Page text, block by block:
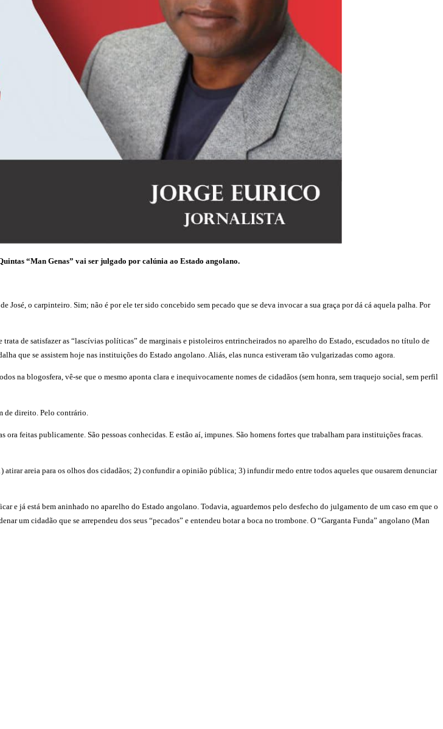
“Man Genas” vai ser julgado por calúnia ao Estado angolano.
o carpinteiro. Sim; não é por ele ter sido concebido sem pecado que se deva invocar a sua graça por dá cá aquela palha. Por
de satisfazer as “lascívias políticas” de marginais e pistoleiros entrincheirados no aparelho do Estado, escudados no título de
que se assistem hoje nas instituições do Estado angolano. Aliás, elas nunca estiveram tão vulgarizadas como agora.
na blogosfera, vê-se que o mesmo aponta clara e inequivocamente nomes de cidadãos (sem honra, sem traquejo social, sem perfil
de direito. Pelo contrário.
feitas publicamente. São pessoas conhecidas. E estão aí, impunes. São homens fortes que trabalham para instituições fracas.
areia para os olhos dos cidadãos; 2) confundir a opinião pública; 3) infundir medo entre todos aqueles que ousarem denunciar
e já está bem aninhado no aparelho do Estado angolano. Todavia, aguardemos pelo desfecho do julgamento de um caso em que o
um cidadão que se arrependeu dos seus “pecados” e entendeu botar a boca no trombone. O “Garganta Funda” angolano (Man